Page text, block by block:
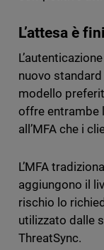
L’attesa è
nuovo
modello
offre entrambe
all’MFA che i
L’MFA
aggiungono il
rischio lo
utilizzato dalle
ThreatSync.